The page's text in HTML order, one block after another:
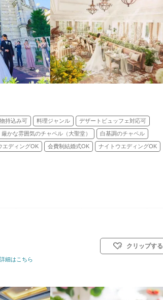
持込み可 料理ジャンル デザートビュッフェ対応可
厳かな雰囲気のチャペル（大聖堂） 白基調のチャペル
エディングOK 会費制結婚式OK ナイトウエディングOK
スタイル: 教会式(キリスト教式)／神前式／人前式／和装人前式
細はこちら
クリップする